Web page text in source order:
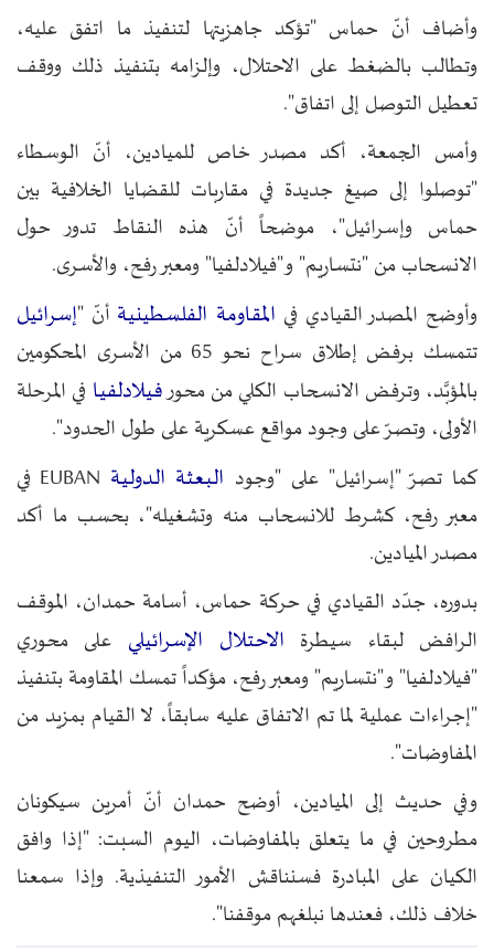
وأضاف أنّ حماس "تؤكد جاهزيتها لتنفيذ ما اتفق عليه،
وتطالب بالضغط على الاحتلال، وإلزامه بتنفيذ ذلك ووقف
تعطيل التوصل إلى اتفاق".
وأمس الجمعة، أكد مصدر خاص للميادين، أنّ الوسطاء
"توصلوا إلى صيغ جديدة في مقاربات للقضايا الخلافية بين
حماس وإسرائيل"، موضحاً أنّ هذه النقاط تدور حول
الانسحاب من "نتساريم" و"فيلادلفيا" ومعبر رفح، والأسرى.
وأوضح المصدر القيادي في المقاومة الفلسطينية أنّ "إسرائيل
تتمسك برفض إطلاق سراح نحو 65 من الأسرى المحكومين
بالمؤبَّد، وترفض الانسحاب الكلي من محورفيلادلفيا في المرحلة
الأولى، وتصرّ على وجود مواقع عسكرية على طول الحدود".
كما تصرّ "إسرائيل" على "وجود البعثة الدولية
EUBAN في
معبر رفح، كشرط للانسحاب منه وتشغيله"، بحسب ما أكد
مصدر الميادين.
بدوره، جدّد القيادي في حركة حماس، أسامة حمدان، الموقف
الرافض لبقاء سيطرة الاحتلال الإسرائيلي على محوري
"فيلادلفيا" و"نتساريم" ومعبر رفح، مؤكداً تمسك المقاومة بتنفيذ
"إجراءات عملية لما تم الاتفاق عليه سابقاً، لا القيام بمزيد من
المفاوضات".
وفي حديث إلى الميادين، أوضح حمدان أنّ أمرين سيكونان
مطروحين في ما يتعلق بالمفاوضات، اليوم السبت: "إذا وافق
الكيان على المبادرة فسنناقش الأمور التنفيذية. وإذا سمعنا
خلاف ذلك، فعندها نبلغهم موقفنا".